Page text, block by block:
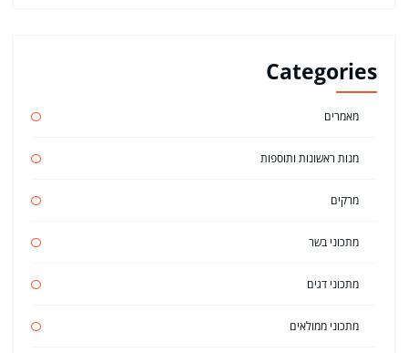
Categories
מאמרים
מנות ראשונות ותוספות
מרקים
מתכוני בשר
מתכוני דגים
מתכוני ממולאים